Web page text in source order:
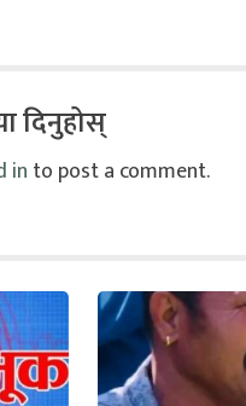
दिनुहोस्
into post a comment.